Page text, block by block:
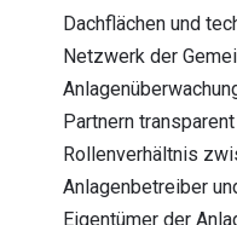
Dachflächen und
Netzwerk der
Partnern
Rollenverhältnis
Anlagenbetreiber
Eigentümer der